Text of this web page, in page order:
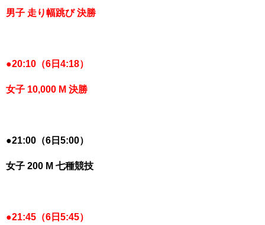
男子 走り幅跳び 決勝
●20:10（6日4:18）
女子 10,000 M 決勝
●21:00（6日5:00）
女子 200 M 七種競技
●21:45（6日5:45）